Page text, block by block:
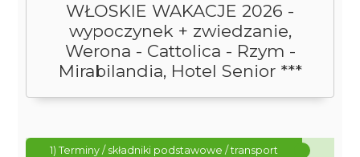
WŁOSKIE WAKACJE 2026 -
wypoczynek + zwiedzanie,
Werona - Cattolica - Rzym -
Mirabilandia, Hotel Senior ***
1) Terminy / składniki podstawowe / transport